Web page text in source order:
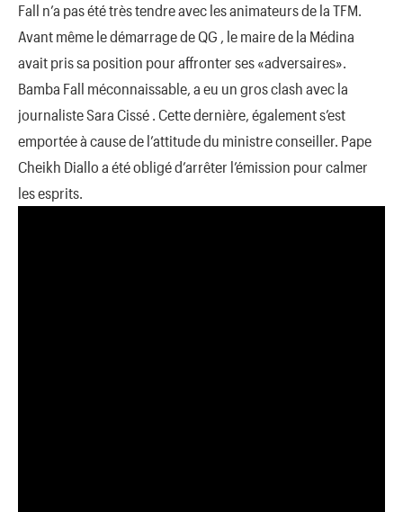
Fall n’a pas été très tendre avec les animateurs de la TFM.
Avant même le démarrage de QG , le maire de la Médina
avait pris sa position pour affronter ses «adversaires».
Bamba Fall méconnaissable, a eu un gros clash avec la
journaliste Sara Cissé . Cette dernière, également s’est
emportée à cause de l’attitude du ministre conseiller. Pape
Cheikh Diallo a été obligé d’arrêter l’émission pour calmer
les esprits.